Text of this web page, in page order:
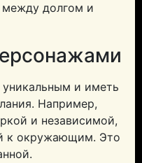
долгом и
и иметь
Например,
и независимой,
к окружающим. Это